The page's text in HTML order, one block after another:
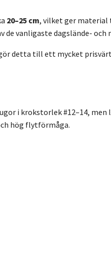
20–25 cm, vilket ger
de vanligaste dagslände-
detta till ett mycket
i krokstorlek #12–14, men
hög flytförmåga.